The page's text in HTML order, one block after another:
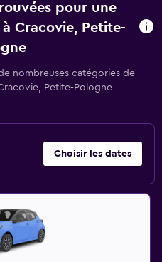
pour une
Cracovie, Petite-
nombreuses catégories de
Petite-Pologne
Choisir les dates